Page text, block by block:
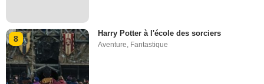
8
Harry Potter à l'école des sorciers
Aventure, Fantastique